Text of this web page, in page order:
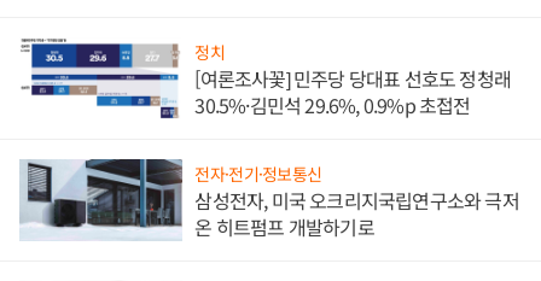
정치
[여론조사꽃] 민주당 당대표 선호도 정청래
30.5%·김민석 29.6%, 0.9%p 초접전
전자·전기·정보통신
삼성전자, 미국 오크리지국립연구소와 극저
온 히트펌프 개발하기로